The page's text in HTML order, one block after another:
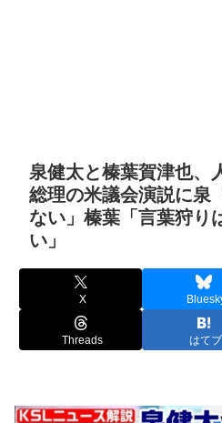
泉健太と榛葉賀津也、
総理の米議会演説に泉
ない」榛葉「言葉狩り
い」
X
Threads はてブ